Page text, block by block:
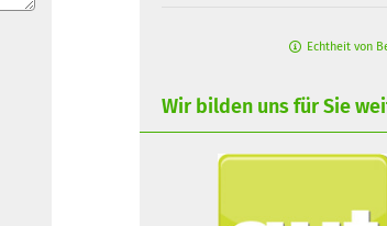
Echtheit von
Wir bilden uns für Sie